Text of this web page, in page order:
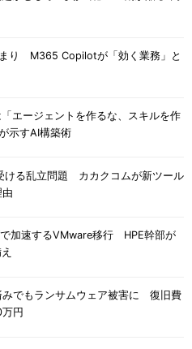
り M365 Copilotが「効く業務」と
エージェントを作るな、スキルを作
示すAI構築術
ける乱立問題 カカクコムが新ツール
加速するVMware移行 HPE幹部が
みでもランサムウェア被害に 復旧費
円